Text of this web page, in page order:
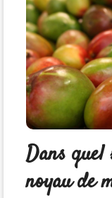
Dans
noyau de